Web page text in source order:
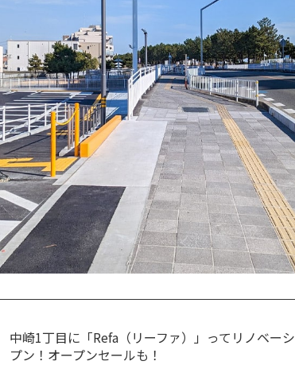
中崎1丁目に「Refa（リーファ）」ってリノベー
プン！オープンセールも！